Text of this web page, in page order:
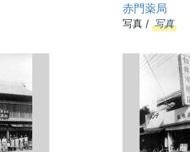
赤門薬局
写真 / 写真